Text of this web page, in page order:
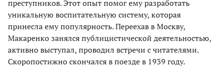
преступников. Этот опыт помог ему разработать
уникальную воспитательную систему, которая
принесла ему популярность. Переехав в Москву,
Макаренко занялся публицистической деятельностью,
активно выступал, проводил встречи с читателями.
Скоропостижно скончался в поезде в 1939 году.